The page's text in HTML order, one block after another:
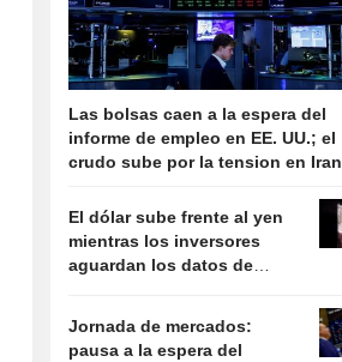
Las bolsas caen a la espera del
informe de empleo en EE. UU.; el
crudo sube por la tension en Iran
El dólar sube frente al yen
mientras los inversores
aguardan los datos de
Jornada de mercados:
pausa a la espera del